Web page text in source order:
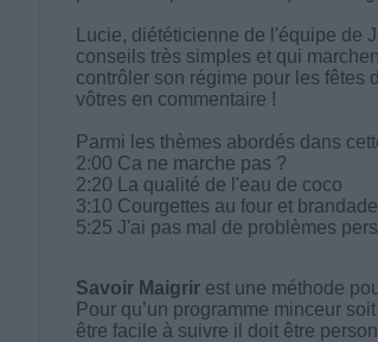
Lucie, diététicienne de l'équipe de
conseils très simples et qui
contrôler son régime pour les fêtes
vôtres en commentaire !
Parmi les thèmes abordés dans
2:00 Ca ne marche pas ?
2:20 La qualité de l'eau de coco
3:10 Courgettes au four et
5:25 J'ai pas mal de problèmes
Savoir Maigrirest une méthode
Pour qu’un programme minceur
être facile à suivre il doit être